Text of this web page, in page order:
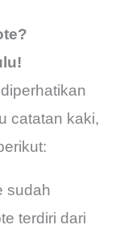
catatan kaki,
sudah
terdiri dari